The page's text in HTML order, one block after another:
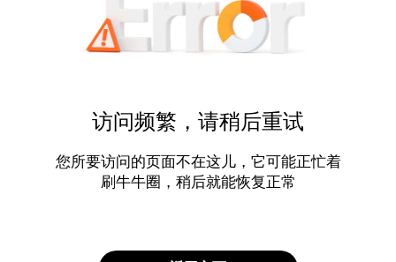
访问频繁，请稍后重试
您所要访问的页面不在这儿，它可能正忙着
刷牛牛圈，稍后就能恢复正常